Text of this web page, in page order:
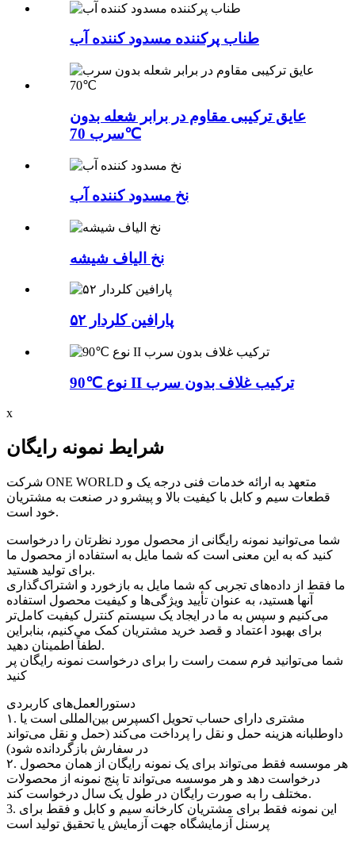
طناب پرکننده مسدود کننده آب
عایق ترکیبی مقاوم در برابر شعله بدون
سرب 70℃
نخ مسدود کننده آب
نخ الیاف شیشه
پارافین کلردار ۵۲
90℃ نوع II ترکیب غلاف بدون سرب
x
شرایط نمونه رایگان
شرکت ONE WORLD متعهد به ارائه خدمات فنی درجه یک و
قطعات سیم و کابل با کیفیت بالا و پیشرو در صنعت به مشتریان
خود است.
شما می‌توانید نمونه رایگانی از محصول مورد نظرتان را درخواست
کنید که به این معنی است که شما مایل به استفاده از محصول ما
برای تولید هستید.
ما فقط از داده‌های تجربی که شما مایل به بازخورد و اشتراک‌گذاری
آنها هستید، به عنوان تأیید ویژگی‌ها و کیفیت محصول استفاده
می‌کنیم و سپس به ما در ایجاد یک سیستم کنترل کیفیت کامل‌تر
برای بهبود اعتماد و قصد خرید مشتریان کمک می‌کنیم، بنابراین
لطفاً اطمینان دهید.
شما می‌توانید فرم سمت راست را برای درخواست نمونه رایگان پر
کنید
دستورالعمل‌های کاربردی
۱. مشتری دارای حساب تحویل اکسپرس بین‌المللی است یا
داوطلبانه هزینه حمل و نقل را پرداخت می‌کند (حمل و نقل می‌تواند
در سفارش بازگردانده شود)
۲. هر موسسه فقط می‌تواند برای یک نمونه رایگان از همان محصول
درخواست دهد و هر موسسه می‌تواند تا پنج نمونه از محصولات
مختلف را به صورت رایگان در طول یک سال درخواست کند.
3. این نمونه فقط برای مشتریان کارخانه سیم و کابل و فقط برای
پرسنل آزمایشگاه جهت آزمایش یا تحقیق تولید است